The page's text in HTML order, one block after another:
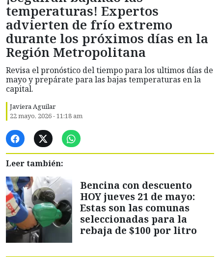
temperaturas! Expertos
advierten de frío extremo
durante los próximos días en la
Región Metropolitana
Revisa el pronóstico del tiempo para los ultimos días de
mayo y prepárate para las bajas temperaturas en la
capital.
Javiera Aguilar
22 mayo, 2026 - 11:18 am
Leer también:
Bencina con descuento
HOY jueves 21 de mayo:
Estas son las comunas
seleccionadas para la
rebaja de $100 por litro